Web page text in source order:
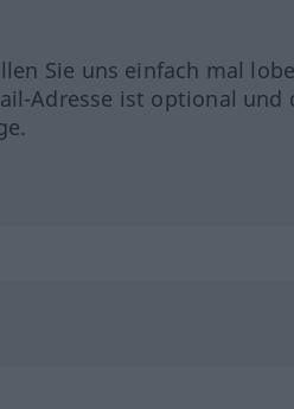
Sie uns einfach mal
Adresse ist optional und